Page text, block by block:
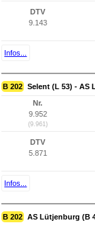
DTV
9.143
Infos...
B 202 Selent (L 53) - AS
Nr.
9.952
(9.961)
DTV
5.871
Infos...
B 202 AS Lütjenburg (B